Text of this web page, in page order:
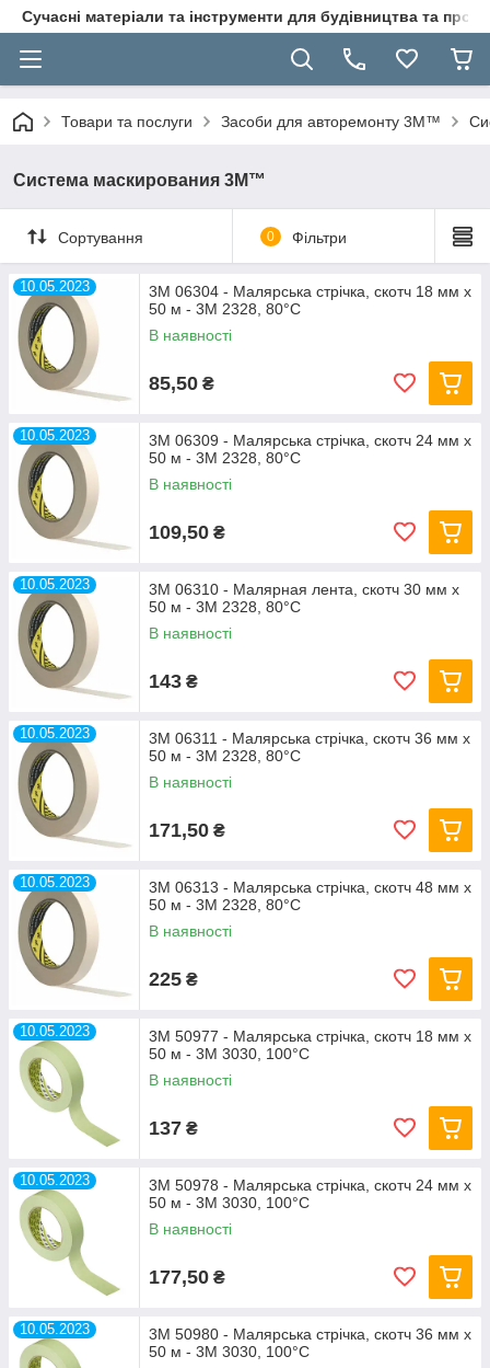
Сучасні матеріали та інструменти для будівництва та
Товари та послуги Засоби для авторемонту 3M™
Система маскирования 3M™
Сортування 0 Фільтри
10.05.2023
3M 06304 - Малярська стрічка, скотч 18 мм х
50 м - 3M 2328, 80°С
В наявності
85,50 ₴
10.05.2023
3M 06309 - Малярська стрічка, скотч 24 мм х
50 м - 3M 2328, 80°С
В наявності
109,50 ₴
10.05.2023
3M 06310 - Малярная лента, скотч 30 мм х
50 м - 3M 2328, 80°С
В наявності
143 ₴
10.05.2023
3M 06311 - Малярська стрічка, скотч 36 мм х
50 м - 3M 2328, 80°С
В наявності
171,50 ₴
10.05.2023
3M 06313 - Малярська стрічка, скотч 48 мм х
50 м - 3M 2328, 80°С
В наявності
225 ₴
10.05.2023
3M 50977 - Малярська стрічка, скотч 18 мм х
50 м - 3M 3030, 100°С
В наявності
137 ₴
10.05.2023
3M 50978 - Малярська стрічка, скотч 24 мм х
50 м - 3M 3030, 100°С
В наявності
177,50 ₴
10.05.2023
3M 50980 - Малярська стрічка, скотч 36 мм х
50 м - 3M 3030, 100°С